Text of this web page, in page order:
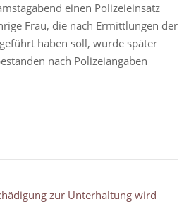
einen Polizeieinsatz
Frau, die nach Ermittlungen der
haben soll, wurde später
nach Polizeiangaben